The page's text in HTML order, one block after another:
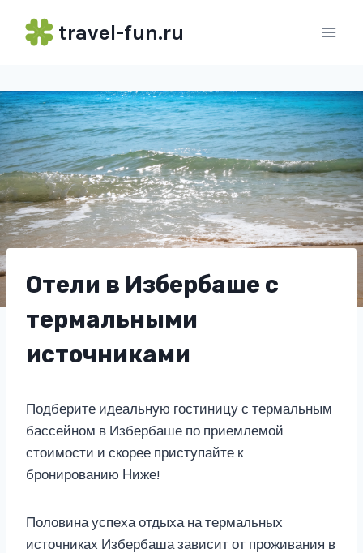
travel-fun.ru
Отели в Избербаше с
термальными
источниками
Подберите идеальную гостиницу с термальным
бассейном в Избербаше по приемлемой
стоимости и скорее приступайте к
бронированию Ниже!
Половина успеха отдыха на термальных
источниках Избербаша зависит от проживания в